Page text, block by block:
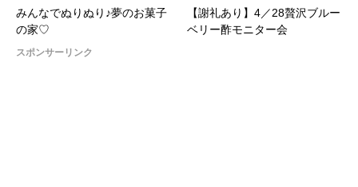
みんなでぬりぬり♪夢のお菓子
の家♡
【謝礼あり】4／28贅沢ブルー
ベリー酢モニター会
スポンサーリンク